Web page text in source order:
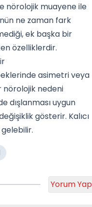
nörolojik muayene ile
ne zaman fark
ek başka bir
özelliklerdir.
asimetri veya
nörolojik nedeni
dışlanması uygun
gösterir. Kalıcı
Yorum Yap